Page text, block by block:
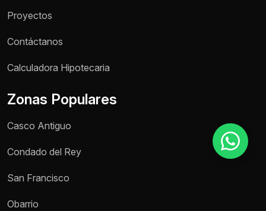
Proyectos
Contáctanos
Calculadora Hipotecaria
Zonas Populares
Casco Antiguo
Condado del Rey
San Francisco
Obarrio